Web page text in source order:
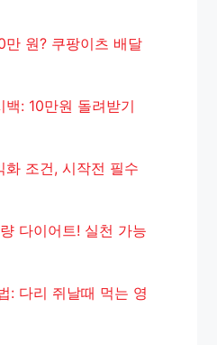
만 원? 쿠팡이츠 배달
: 10만원 돌려받기
화 조건, 시작전 필수
다이어트! 실천 가능
: 다리 쥐날때 먹는 영